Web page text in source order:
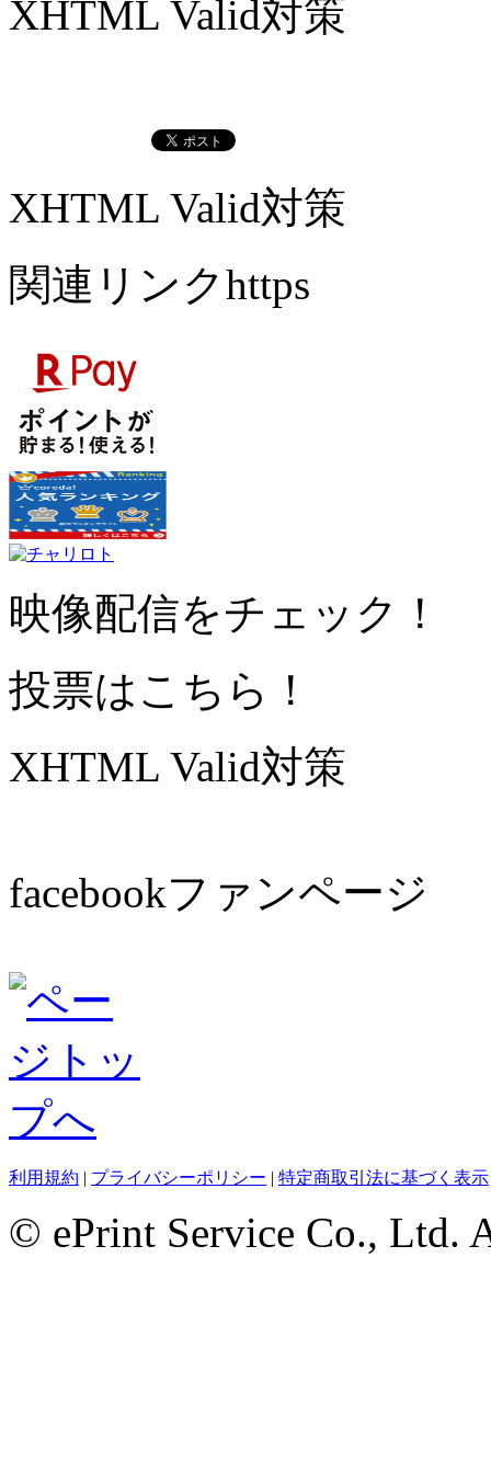
XHTML Valid対策
XHTML Valid対策
関連リンクhttps
映像配信をチェック！
投票はこちら！
XHTML Valid対策
facebookファンページ
利用規約 | プライバシーポリシー | 特定商取引法に基づく表示
© ePrint Service Co., Ltd.